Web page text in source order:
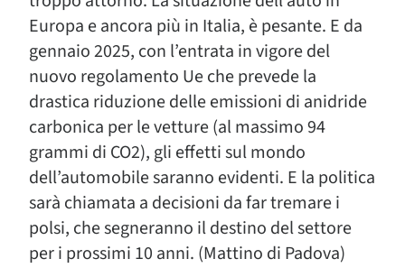
Europa e ancora più in Italia, è pesante. E da
gennaio 2025, con l’entrata in vigore del
nuovo regolamento Ue che prevede la
drastica riduzione delle emissioni di anidride
carbonica per le vetture (al massimo 94
grammi di CO2), gli effetti sul mondo
dell’automobile saranno evidenti. E la politica
sarà chiamata a decisioni da far tremare i
polsi, che segneranno il destino del settore
per i prossimi 10 anni. (Mattino di Padova)